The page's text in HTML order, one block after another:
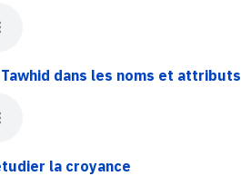
dans les noms et attributs
la croyance